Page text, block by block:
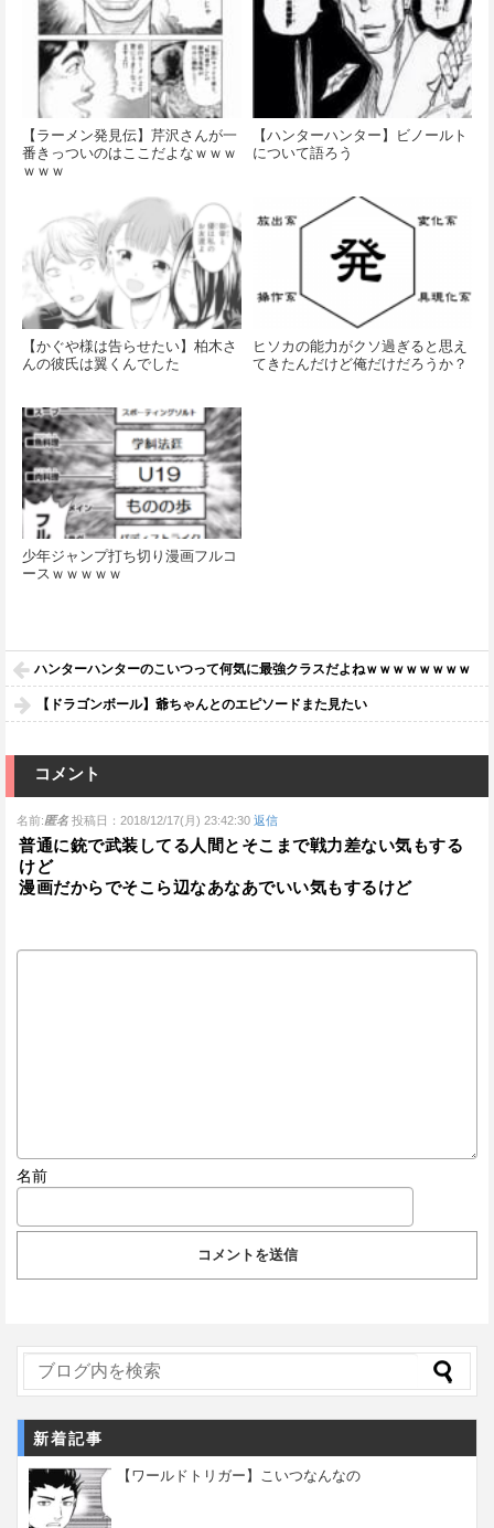
【ラーメン発見伝】芹沢さんが一
番きっついのはここだよなｗｗｗ
ｗｗｗ
【ハンターハンター】ビノールト
について語ろう
【かぐや様は告らせたい】柏木さ
んの彼氏は翼くんでした
ヒソカの能力がクソ過ぎると思え
てきたんだけど俺だけだろうか？
少年ジャンプ打ち切り漫画フルコ
ースｗｗｗｗｗ
ハンターハンターのこいつって何気に最強クラスだよねｗｗｗｗｗｗｗｗ
【ドラゴンボール】爺ちゃんとのエピソードまた見たい
コメント
名前:匿名 投稿日：2018/12/17(月) 23:42:30 返信
普通に銃で武装してる人間とそこまで戦力差ない気もする
けど
漫画だからでそこら辺なあなあでいい気もするけど
名前
新着記事
【ワールドトリガー】こいつなんなの